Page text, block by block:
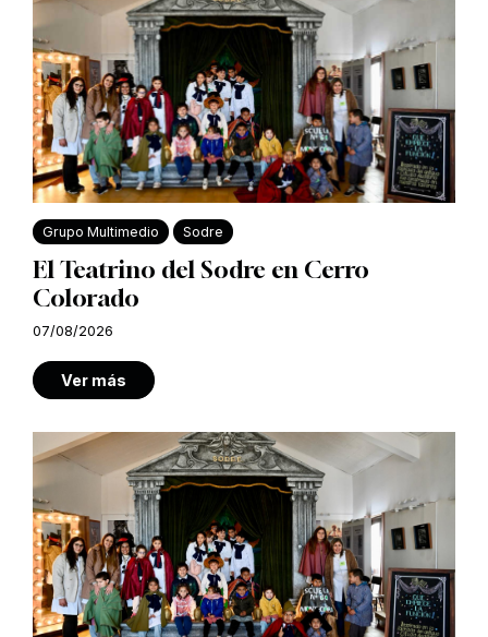
Grupo Multimedio Sodre
El Teatrino del Sodre en Cerro
Colorado
07/08/2026
Ver más